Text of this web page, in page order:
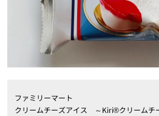
ファミリーマート
クリームチーズアイス ～Kiri®クリームチ